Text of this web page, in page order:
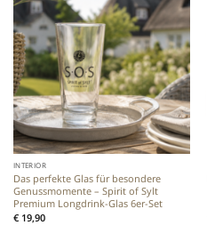
Add to
wishlist
INTERIOR
Das perfekte Glas für besondere
Genussmomente – Spirit of Sylt
Premium Longdrink-Glas 6er-Set
€19,90